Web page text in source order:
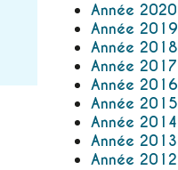
Année 2020
Année 2019
Année 2018
Année 2017
Année 2016
Année 2015
Année 2014
Année 2013
Année 2012